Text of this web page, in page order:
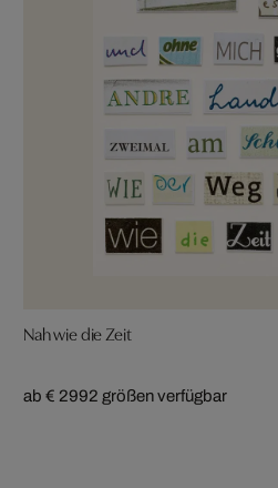
Nah wie die Zeit
ab € 2992 größen verfügbar